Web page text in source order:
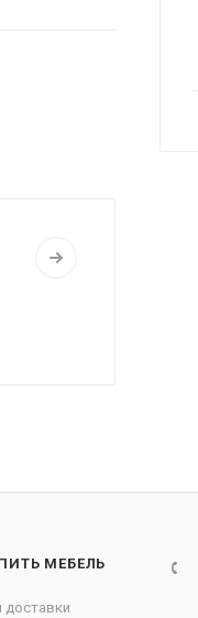
МЕБЕЛЬ
доставки